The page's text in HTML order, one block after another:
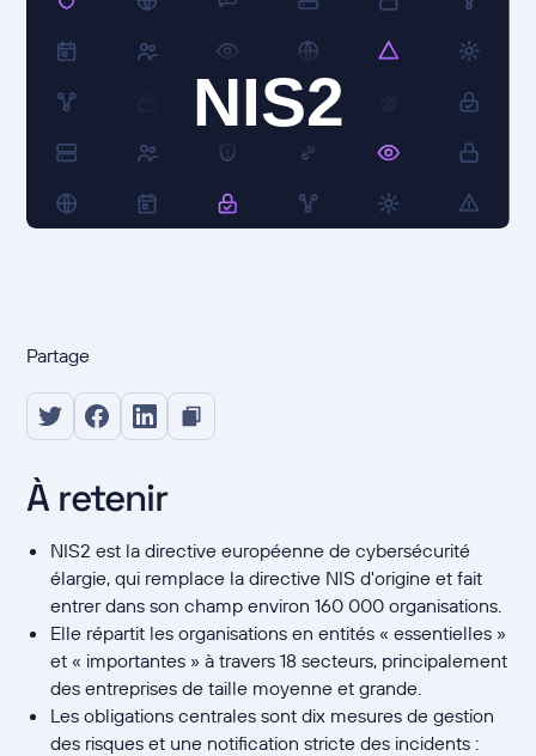
Partage
À retenir
NIS2 est la directive européenne de cybersécurité
élargie, qui remplace la directive NIS d'origine et fait
entrer dans son champ environ 160 000 organisations.
Elle répartit les organisations en entités « essentielles »
et « importantes » à travers 18 secteurs, principalement
des entreprises de taille moyenne et grande.
Les obligations centrales sont dix mesures de gestion
des risques et une notification stricte des incidents :